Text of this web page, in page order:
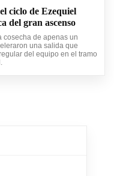
ciclo de Ezequiel
del gran ascenso
cosecha de apenas un
una salida que
del equipo en el tramo